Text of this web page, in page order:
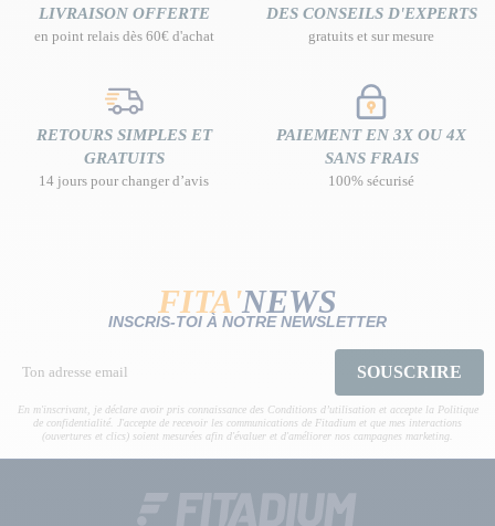
LIVRAISON OFFERTE
en point relais dès 60€ d'achat
DES CONSEILS D'EXPERTS
gratuits et sur mesure
RETOURS SIMPLES ET
GRATUITS
14 jours pour changer d’avis
PAIEMENT EN 3X OU 4X
SANS FRAIS
100% sécurisé
FITA'NEWS
INSCRIS-TOI À NOTRE NEWSLETTER
SOUSCRIRE
En m'inscrivant, je déclare avoir pris connaissance des Conditions d’utilisation et accepte la Politique
de confidentialité. J'accepte de recevoir les communications de Fitadium et que mes interactions
(ouvertures et clics) soient mesurées afin d'évaluer et d'améliorer nos campagnes marketing.